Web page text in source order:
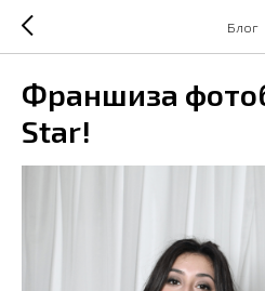
Блог
Франшиза
Star!